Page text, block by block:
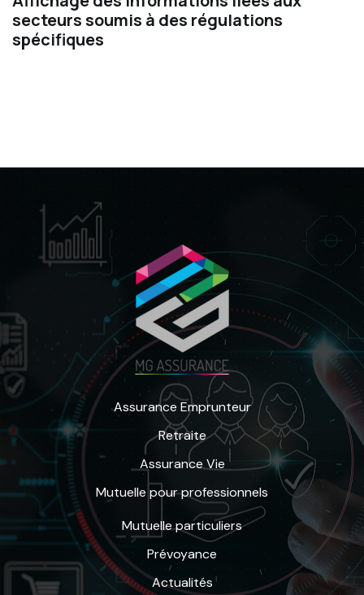
secteurs soumis à des régulations
spécifiques
Assurance Emprunteur
Retraite
Assurance Vie
Mutuelle pour professionnels
Mutuelle particuliers
Prévoyance
Actualités